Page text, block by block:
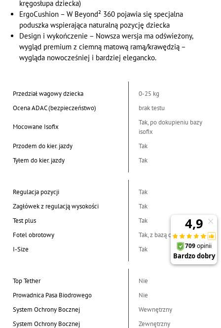
kręgosłupa dziecka)
ErgoCushion – W Beyond² 360 pojawia się specjalna
poduszka wspierająca naturalną pozycję dziecka
Design i wykończenie – Nowsza wersja ma odświeżony,
wygląd premium z ciemną matową ramą/krawędzią –
wygląda nowocześniej i bardziej elegancko.
Przedział wagowy dziecka
0-25 kg
Ocena ADAC (bezpieczeństwo)
brak testu
Mocowane Isofix
Tak, po dokupieniu bazy
isofix
Przodem do kier. jazdy
Tak
Tyłem do kier. jazdy
Tak
Regulacja pozycji
Tak
Zagłówek z regulacją wysokości
Tak
Test plus
Tak
Fotel obrotowy
Tak, z bazą obrotową
I-Size
Tak
Top Tether
Nie
Prowadnica Pasa Biodrowego
Nie
System Ochrony Bocznej
Wewnętrzny
System Ochrony Bocznej
Zewnętrzny